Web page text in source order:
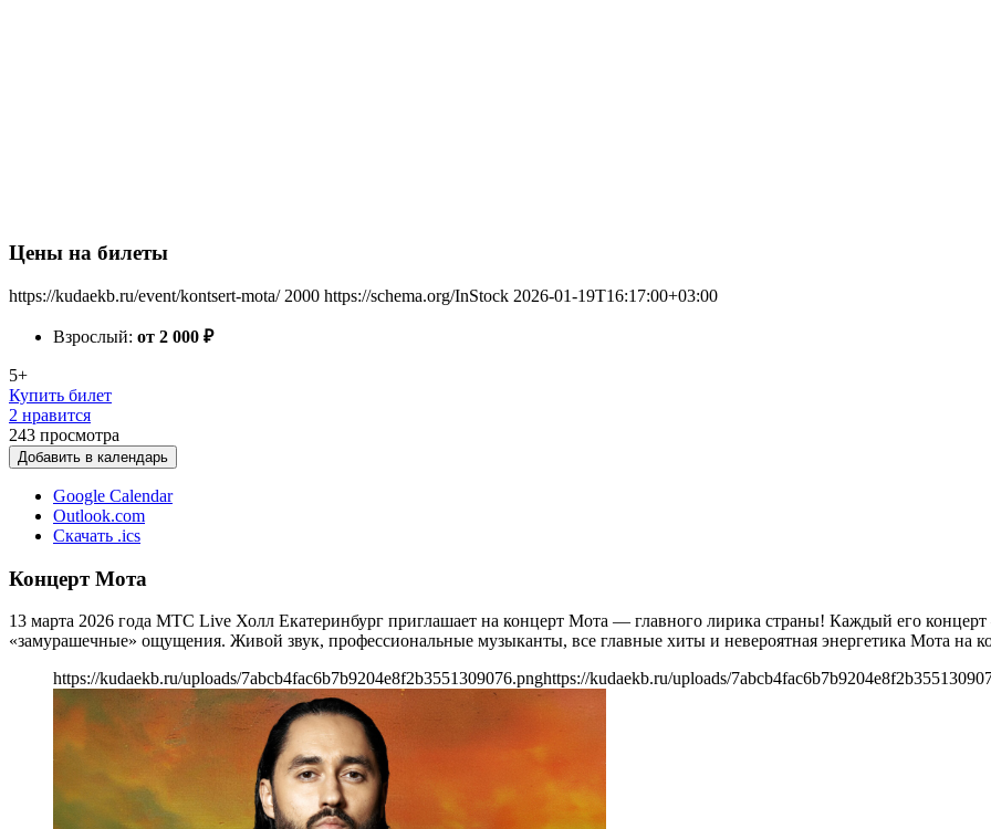
Цены на билеты
https://kudaekb.ru/event/kontsert-mota/ 2000 https://schema.org/InStock 2026-01-19T16:17:00+03:00
Взрослый: от 2 000 ₽
5+
Купить билет
2 нравится
243 просмотра
Добавить в календарь
Google Calendar
Outlook.com
Скачать .ics
Концерт Мота
13 марта 2026 года МТС Live Холл Екатеринбург приглашает на концерт Мота — главного лирика страны! Каждый его
«замурашечные» ощущения. Живой звук, профессиональные музыканты, все главные хиты и невероятная энергетика Мота на
https://kudaekb.ru/uploads/7abcb4fac6b7b9204e8f2b3551309076.pnghttps://kudaekb.ru/uploads/